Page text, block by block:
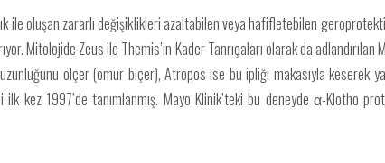
ile oluşan zararlı değişiklikleri azaltabilen veya hafifletebilen
Mitolojide Zeus ile Themis’in Kader Tanrıçaları olarak da
ölçer (ömür biçer), Atropos ise bu ipliği makasıyla keserek
kez 1997’de tanımlanmış. Mayo Klinik’teki bu deneyde α-Klotho